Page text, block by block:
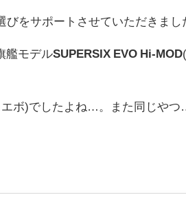
をサポートさせていただきまし
艦モデルSUPERSIX EVO Hi-MOD
ボ)でしたよね…。また同じやつ